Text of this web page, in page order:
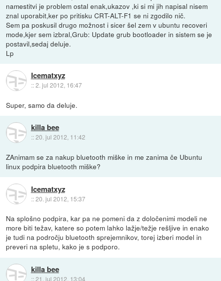
namestitvi je problem ostal enak,ukazov ,ki si mi jih napisal nisem
znal uporabit,ker po pritisku CRT-ALT-F1 se ni zgodilo nič.
Sem pa poskusil drugo možnost i sicer šel zem v ubuntu recoveri
mode,kjer sem izbral,Grub: Update grub bootloader in sistem se je
postavil,sedaj deluje.
Lp
Icematxyz
::2. jul 2012, 16:47
Super, samo da deluje.
killa bee
::20. jul 2012, 11:42
ZAnimam se za nakup bluetooth miške in me zanima če Ubuntu
linux podpira bluetooth miške?
Icematxyz
::20. jul 2012, 15:37
Na splošno podpira, kar pa ne pomeni da z določenimi modeli ne
more biti težav, katere so potem lahko lažje/težje rešljive in enako
je tudi na področju bluetooth sprejemnikov, torej izberi model in
preveri na spletu, kako je s podporo.
killa bee
::21. jul 2012, 13:04